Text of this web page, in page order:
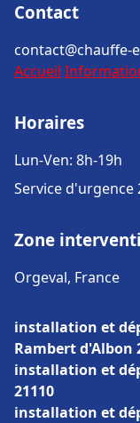
Contact
contact@chauffe-
Accueil
Horaires
Lun-Ven: 8h-19h
Service d'urgence
Zone
Orgeval, France
installation et
Rambert d'Albon
installation et
21110
installation et